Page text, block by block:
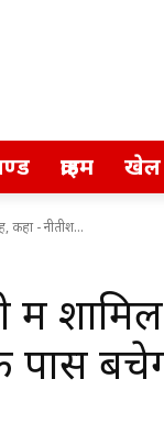
क्राइम खेल
कहा - नीतीश...
में